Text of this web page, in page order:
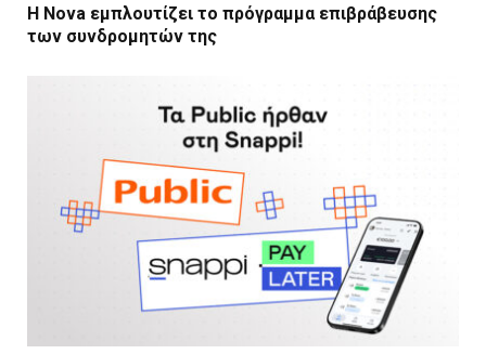
Η Nova εμπλουτίζει το πρόγραμμα επιβράβευσης
των συνδρομητών της